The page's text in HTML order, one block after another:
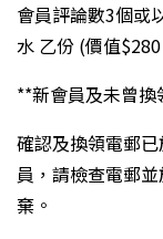
會員評論數3個或
水 乙份 (價值
**新會員及未曾
確認及換領電郵
員，請檢查電郵
棄。